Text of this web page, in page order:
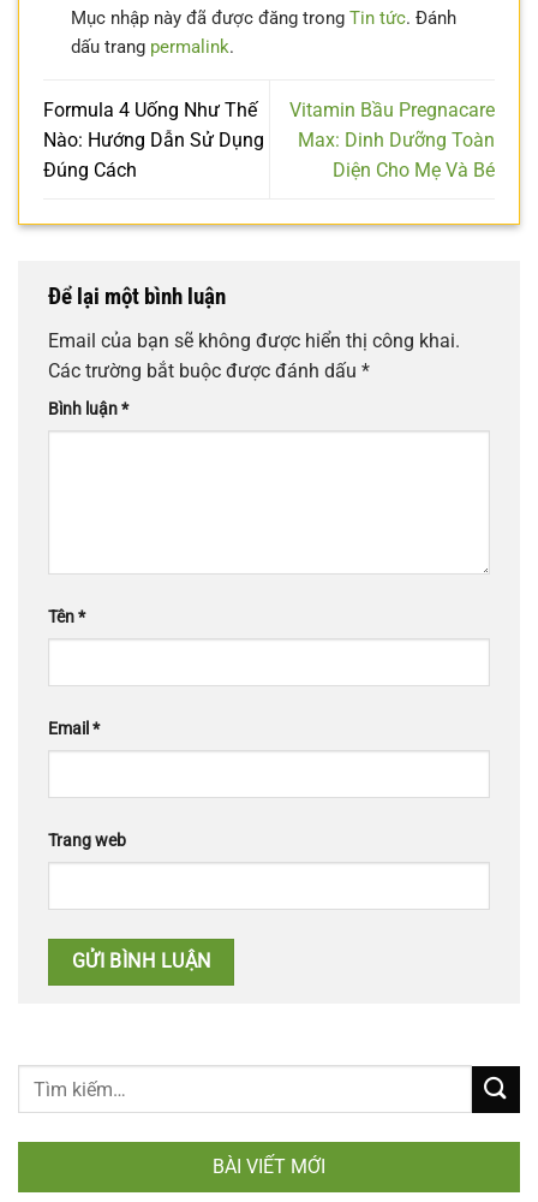
Mục nhập này đã được đăng trong Tin tức. Đánh
dấu trang permalink.
Formula 4 Uống Như Thế
Nào: Hướng Dẫn Sử Dụng
Đúng Cách
Vitamin Bầu Pregnacare
Max: Dinh Dưỡng Toàn
Diện Cho Mẹ Và Bé
Để lại một bình luận
Email của bạn sẽ không được hiển thị công khai.
Các trường bắt buộc được đánh dấu *
Bình luận*
Tên*
Email *
Trang web
BÀI VIẾT MỚI